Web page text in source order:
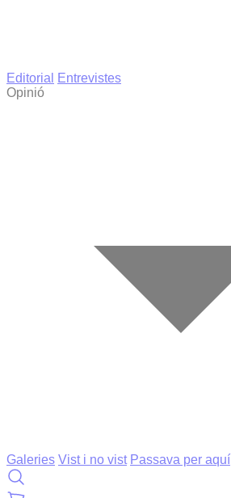
Editorial
Entrevistes
Opinió
Galeries Vist i no vist Passava per aquí